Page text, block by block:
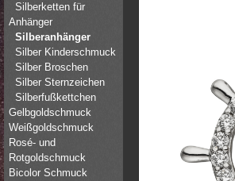
Silberketten für
Anhänger
Silberanhänger
Silber Kinderschmuck
Silber Broschen
Silber Sternzeichen
Silberfußkettchen
Gelbgoldschmuck
Weißgoldschmuck
Rosé- und
Rotgoldschmuck
Bicolor Schmuck